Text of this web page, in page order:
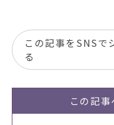
この記事をSNSで
る
この記事